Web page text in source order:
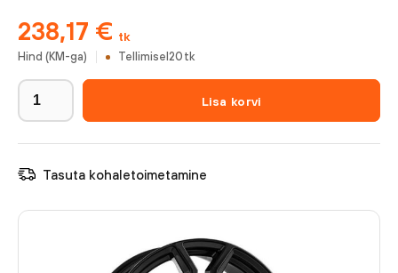
238,17 € tk
Hind (KM-ga) Tellimisel 20 tk
Lisa korvi
Tasuta kohaletoimetamine